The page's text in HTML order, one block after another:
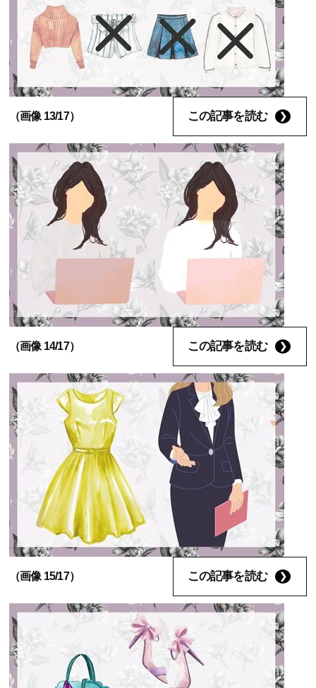
（画像 13/17） この記事を読む
（画像 14/17） この記事を読む
（画像 15/17） この記事を読む